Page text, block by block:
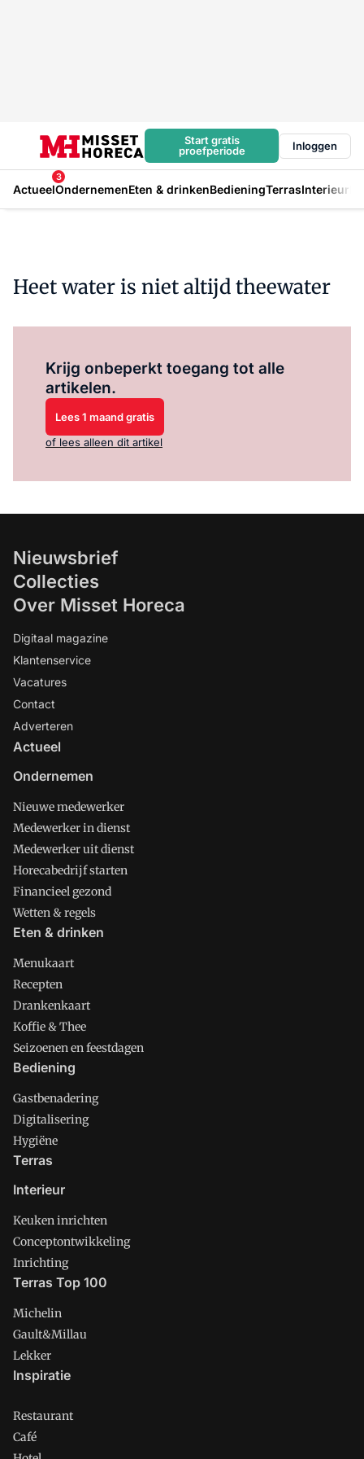
Start gratis
proefperiode
Inloggen
Actueel
3
OndernemenEten & drinkenBedieningTerrasInterieur
Heet water is niet altijd theewater
Krijg onbeperkt toegang tot alle
artikelen.
Lees 1 maand gratis
of lees alleen dit artikel
Nieuwsbrief
Collecties
Over Misset Horeca
Digitaal magazine
Klantenservice
Vacatures
Contact
Adverteren
Actueel
Ondernemen
Nieuwe medewerker
Medewerker in dienst
Medewerker uit dienst
Horecabedrijf starten
Financieel gezond
Wetten & regels
Eten & drinken
Menukaart
Recepten
Drankenkaart
Koffie & Thee
Seizoenen en feestdagen
Bediening
Gastbenadering
Digitalisering
Hygiëne
Terras
Interieur
Keuken inrichten
Conceptontwikkeling
Inrichting
Terras Top 100
Michelin
Gault&Millau
Lekker
Inspiratie
Restaurant
Café